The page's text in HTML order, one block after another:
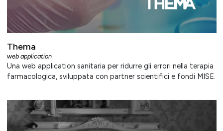
Thema
web application
Una web application sanitaria per ridurre gli errori nella terapia
farmacologica, sviluppata con partner scientifici e fondi MISE.